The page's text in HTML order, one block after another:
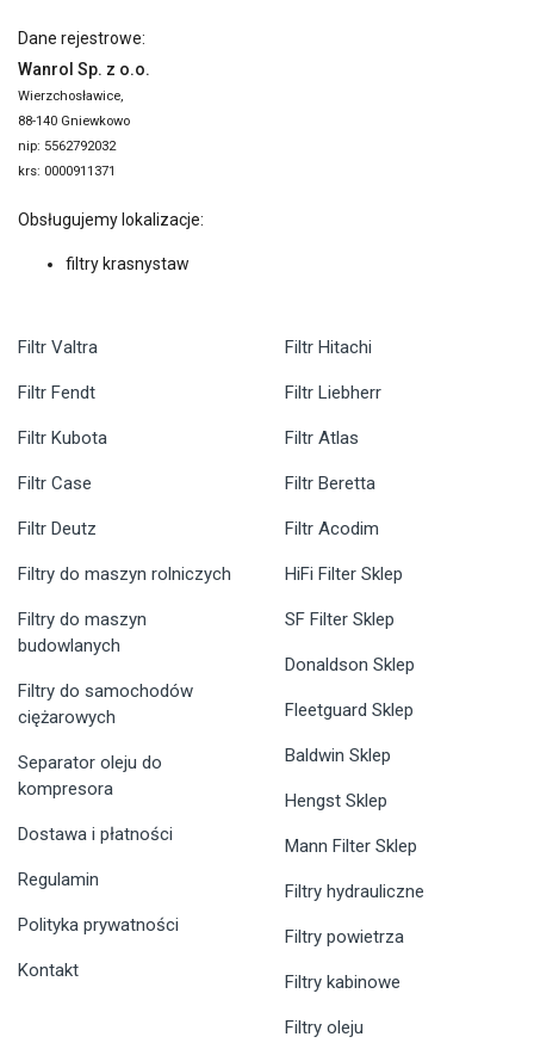
Dane rejestrowe:
Wanrol Sp. z o.o.
Wierzchosławice,
88-140 Gniewkowo
nip: 5562792032
krs: 0000911371
Obsługujemy lokalizacje:
filtry krasnystaw
Filtr Valtra
Filtr Fendt
Filtr Kubota
Filtr Case
Filtr Deutz
Filtr Hitachi
Filtr Liebherr
Filtr Atlas
Filtr Beretta
Filtr Acodim
Filtry do maszyn rolniczych
Filtry do maszyn
budowlanych
Filtry do samochodów
ciężarowych
Separator oleju do
kompresora
Dostawa i płatności
Regulamin
Polityka prywatności
Kontakt
HiFi Filter Sklep
SF Filter Sklep
Donaldson Sklep
Fleetguard Sklep
Baldwin Sklep
Hengst Sklep
Mann Filter Sklep
Filtry hydrauliczne
Filtry powietrza
Filtry kabinowe
Filtry oleju